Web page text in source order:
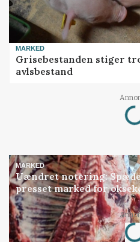
MARKED
Grisebestanden stiger
avlsbestand
MARKED
Uændret notering:
presset marked for